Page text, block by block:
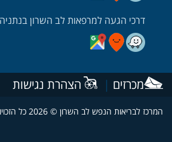
דרכי הגעה למרפאות לב השרון בנתניה
דרכי הגעה למרפאה בנתניה בעזרת וויז
דרכי הגעה למרפאה בנתניה
דרכי הגעה למרפאה
מכרזים| הצהרת נגישות
לבריאות הנפש לב השרון © 2026 כל הזכויות שמורות